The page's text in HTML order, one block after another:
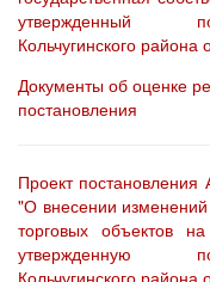
утвержденный
Кольчугинского
Документы об оценке
постановления
Проект постановления
"О внесении
торговых объектов
утвержденную